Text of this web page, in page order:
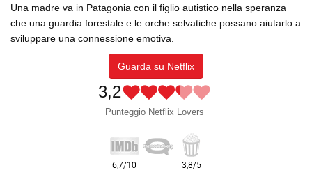
Una madre va in Patagonia con il figlio autistico nella speranza
che una guardia forestale e le orche selvatiche possano aiutarlo a
sviluppare una connessione emotiva.
Guarda su Netflix
3,2
Punteggio Netflix Lovers